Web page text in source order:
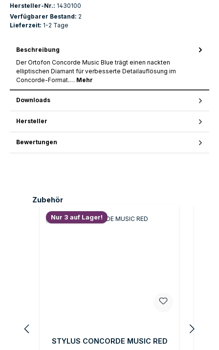
Hersteller-Nr.: 1430100
Verfügbarer Bestand: 2
Lieferzeit: 1-2 Tage
Beschreibung
Der Ortofon Concorde Music Blue trägt einen nackten
elliptischen Diamant für verbesserte Detailauflösung im
Concorde-Format.… Mehr
Downloads
Hersteller
Bewertungen
Produktgalerie überspringen
Zubehör
Nur 3 auf Lager!
STYLUS CONCORDE MUSIC RED